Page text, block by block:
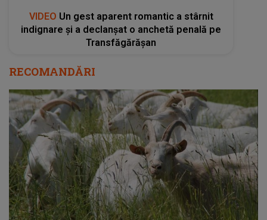
VIDEO Un gest aparent romantic a stârnit
indignare și a declanșat o anchetă penală pe
Transfăgărășan
RECOMANDĂRI